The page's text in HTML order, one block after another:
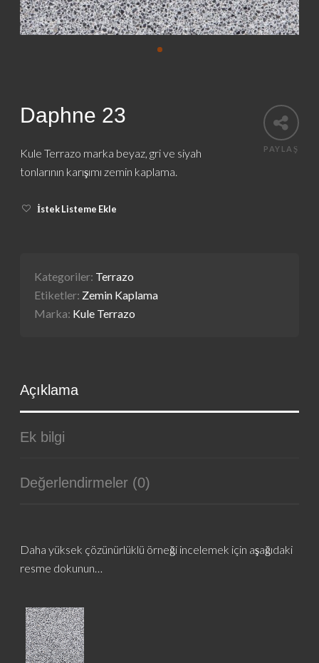
PAYLAŞ
Daphne 23
Kule Terrazo marka beyaz, gri ve siyah
tonlarının karışımı zemin kaplama.
İstek Listeme Ekle
Kategoriler: Terrazo
Etiketler: Zemin Kaplama
Marka: Kule Terrazo
Açıklama
Ek bilgi
Değerlendirmeler (0)
Daha yüksek çözünürlüklü örneği incelemek için aşağıdaki
resme dokunun…